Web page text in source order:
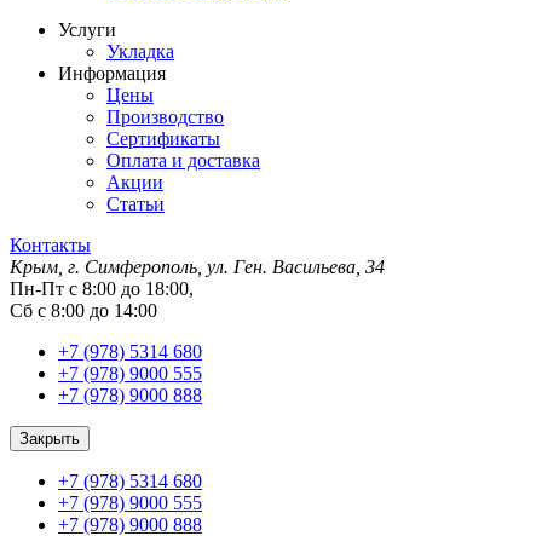
Услуги
Укладка
Информация
Цены
Производство
Сертификаты
Оплата и доставка
Акции
Статьи
Контакты
Крым, г. Симферополь, ул. Ген. Васильева, 34
Пн-Пт с 8:00 до 18:00,
Сб с 8:00 до 14:00
+7 (978) 5314 680
+7 (978) 9000 555
+7 (978) 9000 888
Закрыть
+7 (978) 5314 680
+7 (978) 9000 555
+7 (978) 9000 888